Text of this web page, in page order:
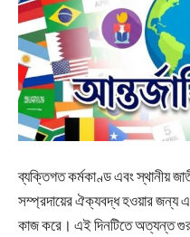
ব্যক্তিগত কর্মকাণ্ড এবং স্থানীয়
সম্প্রদায়ের ঐক্যবদ্ধ হওয়ার জন্য
কাজ করে। এই দিনটিতে অত্যন্ত